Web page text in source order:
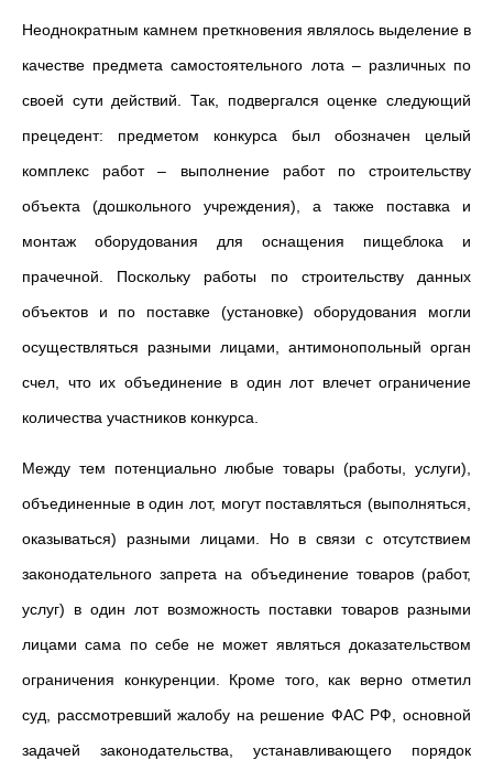
Неоднократным камнем преткновения являлось выделение в
качестве предмета самостоятельного лота – различных по
своей сути действий. Так, подвергался оценке следующий
прецедент: предметом конкурса был обозначен целый
комплекс работ – выполнение работ по строительству
объекта (дошкольного учреждения), а также поставка и
монтаж оборудования для оснащения пищеблока и
прачечной. Поскольку работы по строительству данных
объектов и по поставке (установке) оборудования могли
осуществляться разными лицами, антимонопольный орган
счел, что их объединение в один лот влечет ограничение
количества участников конкурса.
Между тем потенциально любые товары (работы, услуги),
объединенные в один лот, могут поставляться (выполняться,
оказываться) разными лицами. Но в связи с отсутствием
законодательного запрета на объединение товаров (работ,
услуг) в один лот возможность поставки товаров разными
лицами сама по себе не может являться доказательством
ограничения конкуренции. Кроме того, как верно отметил
суд, рассмотревший жалобу на решение ФАС РФ, основной
задачей законодательства, устанавливающего порядок